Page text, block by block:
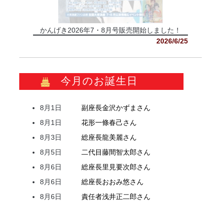
かんげき2026年7・8月号販売開始しました！
2026/6/25
今月のお誕生日
8月1日 副座長金沢かずま さん
8月1日
花形一條春己さん
8月3日
総座長龍美麗さん
8月5日
二代目藤間智太郎さん
8月6日
総座長里見要次郎さん
8月6日
総座長おおみ悠さん
8月6日
責任者浅井正二郎さん